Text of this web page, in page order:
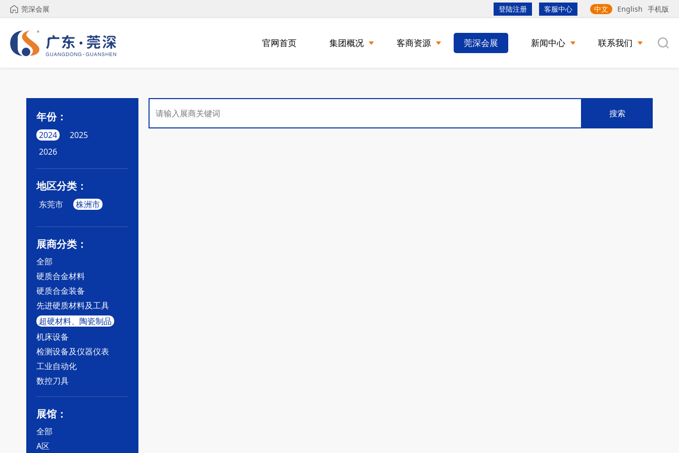
莞深会展 登陆注册 客服中心 中文 English 手机版
官网首页 集团概况 客商资源 莞深会展 新闻中心 联系我们
年份：
2024
2025
2026
地区分类：
东莞市 株洲市
展商分类：
全部
硬质合金材料
硬质合金装备
先进硬质材料及工具
超硬材料、陶瓷制品
机床设备
检测设备及仪器仪表
工业自动化
数控刀具
展馆：
全部
A区
搜索